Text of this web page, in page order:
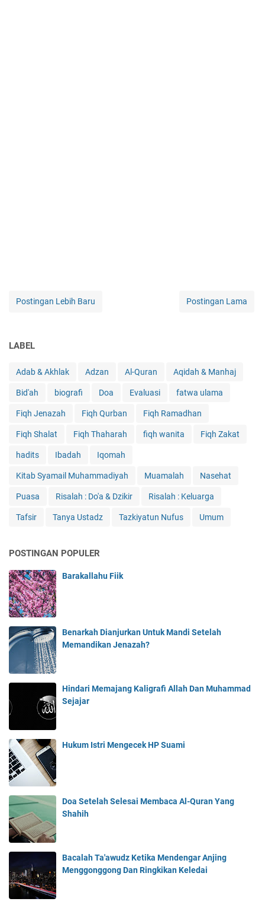
Postingan Lebih Baru Postingan Lama
LABEL
Adab & Akhlak Adzan Al-Quran Aqidah & Manhaj
Bid'ah biografi Doa Evaluasi fatwa ulama
Fiqh Jenazah Fiqh Qurban Fiqh Ramadhan
Fiqh Shalat Fiqh Thaharah fiqh wanita Fiqh Zakat
hadits Ibadah Iqomah
Kitab Syamail Muhammadiyah Muamalah Nasehat
Puasa Risalah : Do'a & Dzikir Risalah : Keluarga
Tafsir Tanya Ustadz Tazkiyatun Nufus Umum
POSTINGAN POPULER
Barakallahu Fiik
Benarkah Dianjurkan Untuk Mandi Setelah
Memandikan Jenazah?
Hindari Memajang Kaligrafi Allah Dan Muhammad
Sejajar
Hukum Istri Mengecek HP Suami
Doa Setelah Selesai Membaca Al-Quran Yang
Shahih
Bacalah Ta'awudz Ketika Mendengar Anjing
Menggonggong Dan Ringkikan Keledai